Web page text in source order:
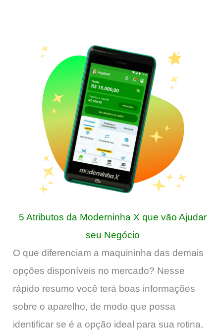
5 Atributos da Moderninha X que vão Ajudar
seu Negócio
O que diferenciam a maquininha das demais
opções disponíveis no mercado? Nesse
rápido resumo você terá boas informações
sobre o aparelho, de modo que possa
identificar se é a opção ideal para sua rotina,